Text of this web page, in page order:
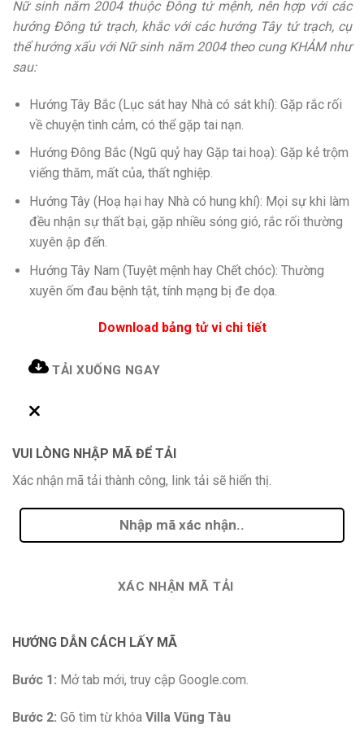
Nữ sinh năm 2004 thuộc Đông tứ mệnh, nên hợp với các
hướng Đông tứ trạch, khắc với các hướng Tây tứ trạch, cụ
thể hướng xấu với Nữ sinh năm 2004 theo cung KHẢM như
sau:
Hướng Tây Bắc (Lục sát hay Nhà có sát khí): Gặp rắc rối
về chuyện tình cảm, có thể gặp tai nạn.
Hướng Đông Bắc (Ngũ quỷ hay Gặp tai hoạ): Gặp kẻ trộm
viếng thăm, mất của, thất nghiệp.
Hướng Tây (Hoạ hại hay Nhà có hung khí): Mọi sự khi làm
đều nhận sự thất bại, gặp nhiều sóng gió, rắc rối thường
xuyên ập đến.
Hướng Tây Nam (Tuyệt mệnh hay Chết chóc): Thường
xuyên ốm đau bệnh tật, tính mạng bị đe dọa.
Download bảng tử vi chi tiết
TẢI XUỐNG NGAY
VUI LÒNG NHẬP MÃ ĐỂ TẢI
Xác nhận mã tải thành công, link tải sẽ hiển thị.
XÁC NHẬN MÃ TẢI
HƯỚNG DẪN CÁCH LẤY MÃ
Bước 1: Mở tab mới, truy cập Google.com.
Bước 2: Gõ tìm từ khóa Villa Vũng Tàu